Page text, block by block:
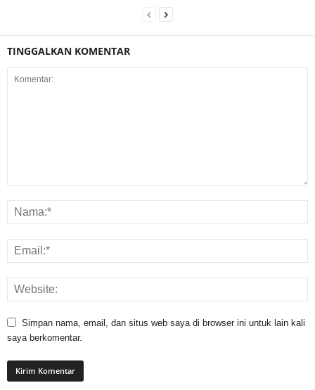
TINGGALKAN KOMENTAR
Simpan nama, email, dan situs web saya di browser ini untuk lain kali
saya berkomentar.